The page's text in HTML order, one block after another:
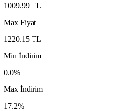
1009.99 TL
Max Fiyat
1220.15 TL
Min İndirim
0.0%
Max İndirim
17.2%